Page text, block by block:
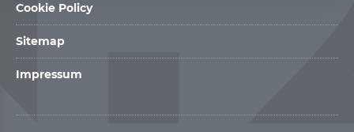
Cookie Policy
Sitemap
Impressum